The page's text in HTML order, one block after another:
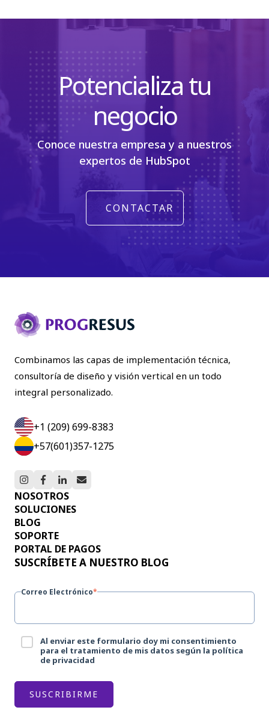
Potencializa tu
negocio
Conoce nuestra empresa y a nuestros
expertos de HubSpot
CONTACTAR
Combinamos las capas de implementación técnica,
consultoría de diseño y visión vertical en un todo
integral personalizado.
+1 (209) 699-8383
+57(601)357-1275
NOSOTROS
SOLUCIONES
BLOG
SOPORTE
PORTAL DE PAGOS
SUSCRÍBETE A NUESTRO BLOG
Correo Electrónico*
Al enviar este formulario doy mi consentimiento
para el tratamiento de mis datos según la política
de privacidad